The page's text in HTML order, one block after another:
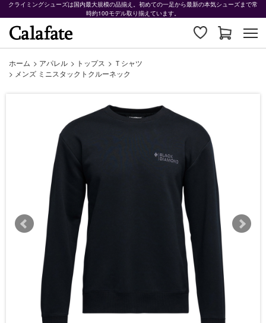
クライミングシューズは国内最大規模の品揃え。初めての一足から最新の本気シューズまで常
時約100モデル取り揃えています。
ホーム > アパレル > トップス > Ｔシャツ
> メンズ ミニスタックトクルーネック